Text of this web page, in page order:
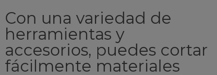
Con una variedad de
herramientas y
accesorios, puedes cortar
fácilmente materiales